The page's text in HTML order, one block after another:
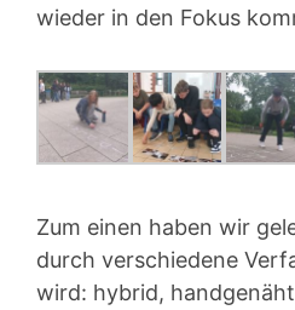
wieder in den Fokus
Zum einen haben wir
durch verschiedene
wird: hybrid,